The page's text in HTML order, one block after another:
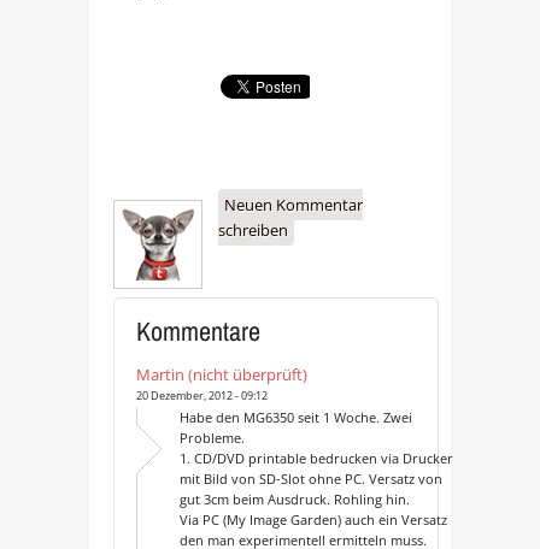
Neuen Kommentar
schreiben
Kommentare
Martin (nicht überprüft)
20 Dezember, 2012 - 09:12
Habe den MG6350 seit 1 Woche. Zwei
Probleme.
1. CD/DVD printable bedrucken via Drucker
mit Bild von SD-Slot ohne PC. Versatz von
gut 3cm beim Ausdruck. Rohling hin.
Via PC (My Image Garden) auch ein Versatz
den man experimentell ermitteln muss.